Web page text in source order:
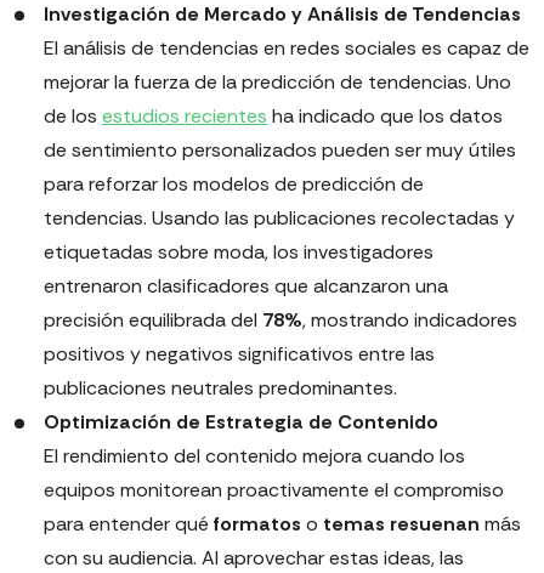
Investigación de Mercado y Análisis de Tendencias
El análisis de tendencias en redes sociales es capaz de
mejorar la fuerza de la predicción de tendencias. Uno
de los estudios recientes ha indicado que los datos
de sentimiento personalizados pueden ser muy útiles
para reforzar los modelos de predicción de
tendencias. Usando las publicaciones recolectadas y
etiquetadas sobre moda, los investigadores
entrenaron clasificadores que alcanzaron una
precisión equilibrada del 78%, mostrando indicadores
positivos y negativos significativos entre las
publicaciones neutrales predominantes.
Optimización de Estrategia de Contenido
El rendimiento del contenido mejora cuando los
equipos monitorean proactivamente el compromiso
para entender qué formatos o temas resuenan más
con su audiencia. Al aprovechar estas ideas, las